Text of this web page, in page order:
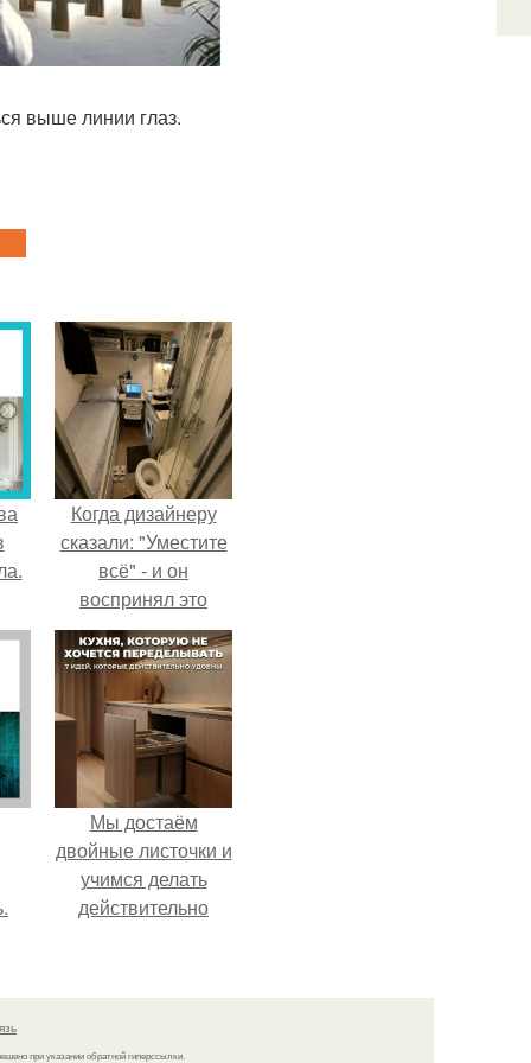
выше линии глаз.
Когда дизайнеру
сказали: "Уместите
всё" - и он
воспринял это
слишком
буквально.
Мы достаём
двойные листочки и
учимся делать
действительно
при указании обратной гиперссылки.